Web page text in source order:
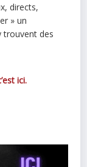
directs,
» un
trouvent des
ici.